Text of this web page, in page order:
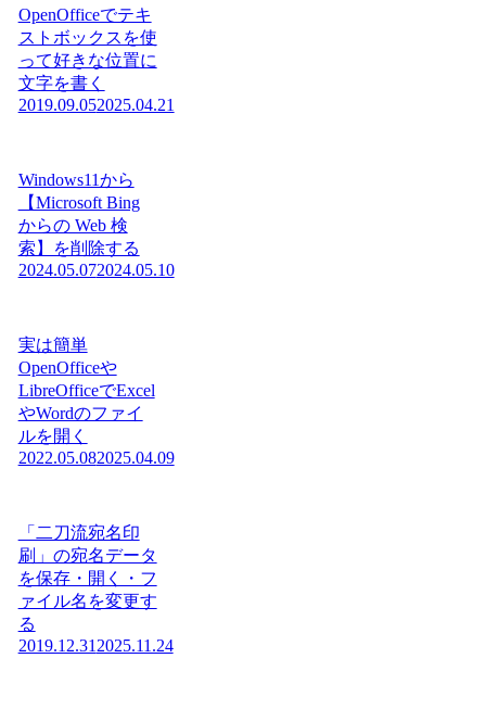
OpenOfficeでテキ
ストボックスを使
って好きな位置に
文字を書く
2019.09.052025.04.21
Windows11から
【Microsoft Bing
からの Web 検
索】を削除する
2024.05.072024.05.10
実は簡単
OpenOfficeや
LibreOfficeでExcel
やWordのファイ
ルを開く
2022.05.082025.04.09
「二刀流宛名印
刷」の宛名データ
を保存・開く・フ
ァイル名を変更す
る
2019.12.31 2025.11.24